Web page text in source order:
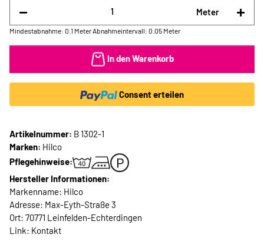
Meter
Mindestabnahme: 0.1 Meter Abnahmeintervall: 0.05 Meter
In den Warenkorb
Consent erteilen
Artikelnummer: B 1302-1
Marken: Hilco
Pflegehinweise:
Hersteller Informationen:
Markenname: Hilco
Adresse: Max-Eyth-Straße 3
Ort: 70771 Leinfelden-Echterdingen
Link: Kontakt